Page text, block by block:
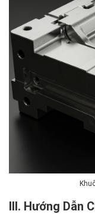
III. Hướng Dẫn